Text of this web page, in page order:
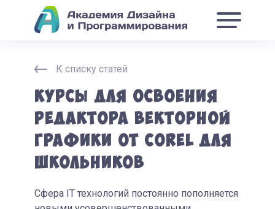
К списку статей
Курсы для освоения
редактора векторной
графики от Corel для
школьников
Сфера IT технологий постоянно пополняется